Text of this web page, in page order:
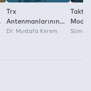
Trx
Antenmanlarının
Kadın
Dr. Mustafa Kerem Sümer